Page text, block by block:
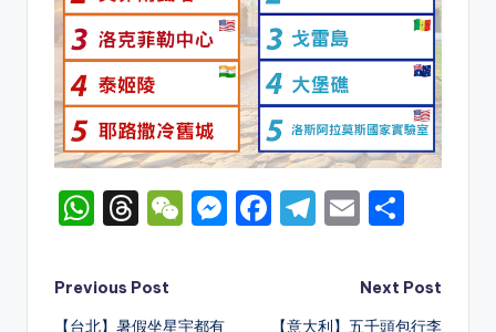
W
a
ts
T
e
a
W
h
M F
e
T
gr
E
ai
l
ar
e
Post
Previous Post
【台北】暑假坐星宇都有
Next Post
【意大利】五千頭包行李